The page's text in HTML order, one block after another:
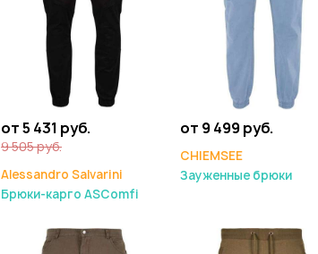
от 5 431 руб.
9 505 руб.
Alessandro Salvarini
Брюки-карго ASComfi
от 9 499 руб.
CHIEMSEE
Зауженные брюки